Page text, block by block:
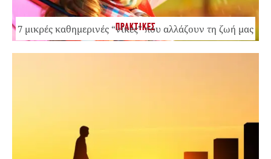
ΠΡΑΚΤΙΚΕΣ
7 μικρές καθημερινές “νίκες” που αλλάζουν τη ζωή μας